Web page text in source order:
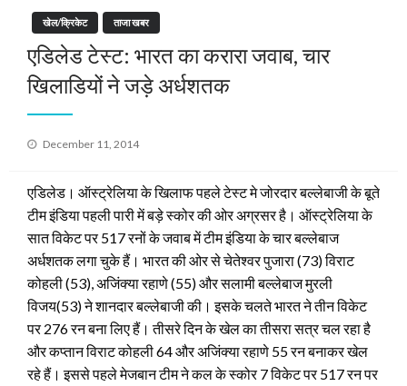
खेल/क्रिकेट ताजा खबर
एडिलेड टेस्ट: भारत का करारा जवाब, चार
खिलाडियों ने जड़े अर्धशतक
Posted
December 11, 2014
एडिलेड। ऑस्ट्रेलिया के खिलाफ पहले टेस्ट मे जोरदार बल्लेबाजी के बूते
टीम इंडिया पहली पारी में बड़े स्कोर की ओर अग्रसर है। ऑस्ट्रेलिया के
सात विकेट पर 517 रनों के जवाब में टीम इंडिया के चार बल्लेबाज
अर्धशतक लगा चुके हैं। भारत की ओर से चेतेश्वर पुजारा (73) विराट
कोहली (53), अजिंक्या रहाणे (55) और सलामी बल्लेबाज मुरली
विजय(53) ने शानदार बल्लेबाजी की। इसके चलते भारत ने तीन विकेट
पर 276 रन बना लिए हैं। तीसरे दिन के खेल का तीसरा सत्र चल रहा है
और कप्तान विराट कोहली 64 और अजिंक्या रहाणे 55 रन बनाकर खेल
रहे हैं।इससे पहले मेजबान टीम ने कल के स्कोर 7 विकेट पर 517 रन पर